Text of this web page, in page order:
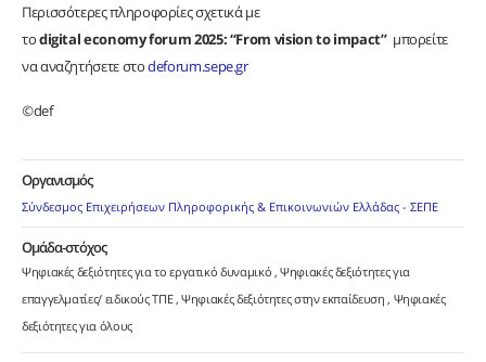
Περισσότερες πληροφορίες σχετικά με
τοdigitaleconomyforum 2025: “From visiontoimpact”μπορείτε
να αναζητήσετε στοdeforum.sepe.gr
©def
Οργανισμός
Σύνδεσμος Επιχειρήσεων Πληροφορικής & Επικοινωνιών Ελλάδας - ΣΕΠΕ
Ομάδα-στόχος
Ψηφιακές δεξιότητες για το εργατικό δυναμικό Ψηφιακές δεξιότητες για
επαγγελματίες/ ειδικούς ΤΠΕ Ψηφιακές δεξιότητες στην εκπαίδευση Ψηφιακές
δεξιότητες για όλους